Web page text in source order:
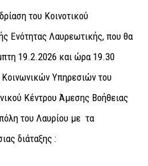
του Κοινοτικού
Ενότητας Λαυρεωτικής, που θα
19.2.2026 και ώρα 19.30
Υπηρεσιών του
Κέντρου Άμεσης Βοήθειας
του Λαυρίου με τα
διάταξης :